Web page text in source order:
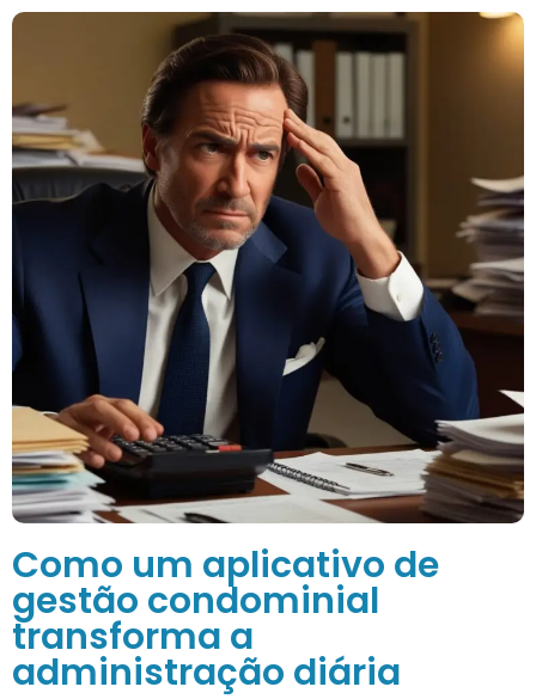
Como um aplicativo de
gestão condominial
transforma a
administração diária